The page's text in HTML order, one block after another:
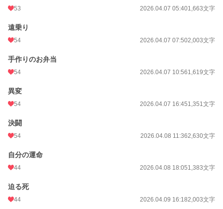
53 2026.04.07 05:401,663文字
遠乗り
54 2026.04.07 07:502,003文字
手作りのお弁当
54 2026.04.07 10:561,619文字
異変
54 2026.04.07 16:451,351文字
決闘
54 2026.04.08 11:362,630文字
自分の運命
44 2026.04.08 18:051,383文字
迫る死
44 2026.04.09 16:182,003文字